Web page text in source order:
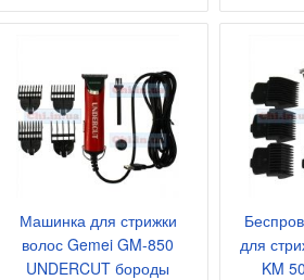
Машинка для стрижки
волос Gemei GM-850
UNDERCUT бороды
для
KM